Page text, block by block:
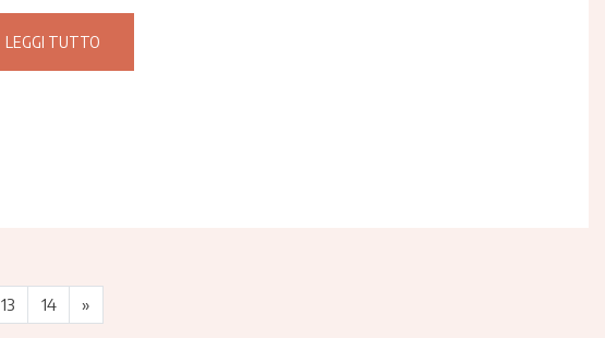
LEGGI TUTTO
13 14 »